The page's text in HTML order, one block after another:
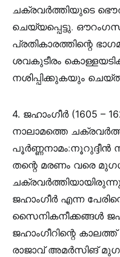
ചക്രവർത്തിയുടെ
ചെയ്യപ്പെട്ടു.
പ്രതികാരത്തിന്റെ
ശവകുടീരം
നശിപ്പിക്കുകയും
4. ജഹാംഗീർ (1605 –
നാലാമത്തെ
പൂർണ്ണനാമം:നൂറുദ്ദീൻ
തന്റെ മരണം വരെ
ജഹാംഗീർ എന്ന
സൈനികനീക്കങ്ങൾ
ജഹാംഗീറിന്റെ
രാജാവ് അമർസിങ്